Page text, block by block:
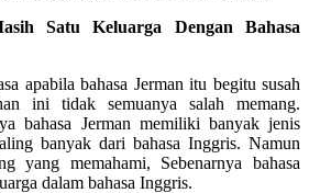
Satu Keluarga Dengan Bahasa
apabila bahasa Jerman itu begitu susah
ini tidak semuanya salah memang.
bahasa Jerman memiliki banyak jenis
banyak dari bahasa Inggris. Namun
yang memahami, Sebenarnya bahasa
dalam bahasa Inggris.